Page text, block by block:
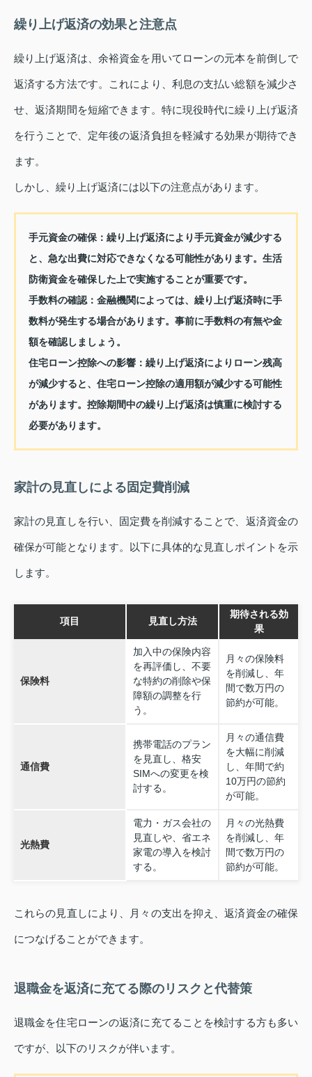
繰り上げ返済の効果と注意点
繰り上げ返済は、余裕資金を用いてローンの元本を前倒しで
返済する方法です。これにより、利息の支払い総額を減少さ
せ、返済期間を短縮できます。特に現役時代に繰り上げ返済
を行うことで、定年後の返済負担を軽減する効果が期待でき
ます。
しかし、繰り上げ返済には以下の注意点があります。
手元資金の確保： 繰り上げ返済により手元資金が減少する
と、急な出費に対応できなくなる可能性があります。生活
防衛資金を確保した上で実施することが重要です。
手数料の確認： 金融機関によっては、繰り上げ返済時に手
数料が発生する場合があります。事前に手数料の有無や金
額を確認しましょう。
住宅ローン控除への影響： 繰り上げ返済によりローン残高
が減少すると、住宅ローン控除の適用額が減少する可能性
があります。控除期間中の繰り上げ返済は慎重に検討する
必要があります。
家計の見直しによる固定費削減
家計の見直しを行い、固定費を削減することで、返済資金の
確保が可能となります。以下に具体的な見直しポイントを示
します。
項目 見直し方法
期待される効
果
保険料
加入中の保険内容
を再評価し、不要
な特約の削除や保
障額の調整を行
う。
月々の保険料
を削減し、年
間で数万円の
節約が可能。
通信費
携帯電話のプラン
を見直し、格安
SIMへの変更を検
討する。
月々の通信費
を大幅に削減
し、年間で約
10万円の節約
が可能。
光熱費
電力・ガス会社の
見直しや、省エネ
家電の導入を検討
する。
月々の光熱費
を削減し、年
間で数万円の
節約が可能。
これらの見直しにより、月々の支出を抑え、返済資金の確保
につなげることができます。
退職金を返済に充てる際のリスクと代替策
退職金を住宅ローンの返済に充てることを検討する方も多い
ですが、以下のリスクが伴います。